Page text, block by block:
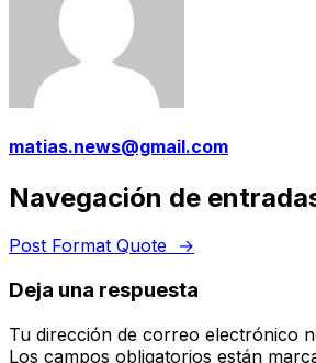
matias.news@gmail.com
Navegación de
Post Format Quote →
Deja una respuesta
Tu dirección de correo electrónico
Los campos obligatorios están